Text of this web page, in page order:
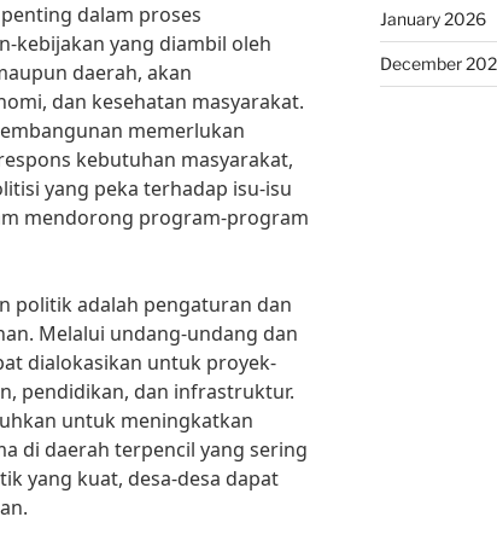
dalam proses
kebijakan yang diambil oleh
daerah, akan
dan kesehatan masyarakat.
memerlukan
kebutuhan masyarakat,
yang peka terhadap isu-isu
mendorong program-program
politik adalah pengaturan dan
Melalui undang-undang dan
dialokasikan untuk proyek-
pendidikan, dan infrastruktur.
untuk meningkatkan
di daerah terpencil yang sering
yang kuat, desa-desa dapat
January 2026
December